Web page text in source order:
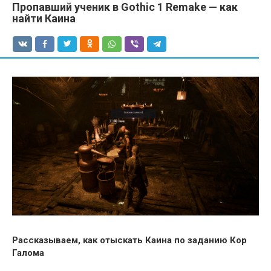
Пропавший ученик в Gothic 1 Remake — как
найти Каина
Рассказываем, как отыскать Каина по заданию Кор
Галома